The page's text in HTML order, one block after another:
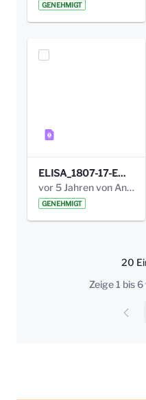
GENEHMIGT
ELISA_1807-17-EW_BEZIRK-kl_compressed.pdf
vor 5 Jahren von Anni Schlumberger
GENEHMIGT
20
Zeige 1 bis